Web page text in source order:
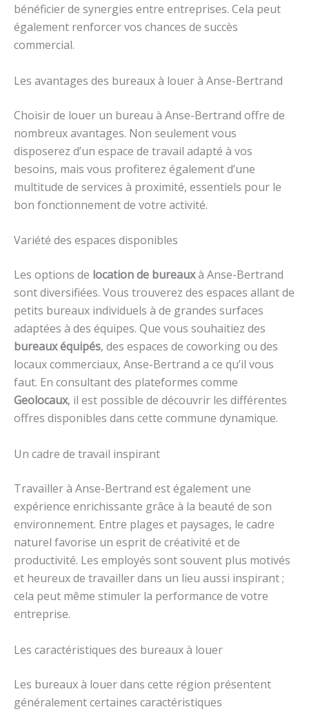
bénéficier de synergies entre entreprises. Cela peut
également renforcer vos chances de succès
commercial.
Les avantages des bureaux à louer à Anse-Bertrand
Choisir de louer un bureau à Anse-Bertrand offre de
nombreux avantages. Non seulement vous
disposerez d’un espace de travail adapté à vos
besoins, mais vous profiterez également d’une
multitude de services à proximité, essentiels pour le
bon fonctionnement de votre activité.
Variété des espaces disponibles
Les options de location de bureauxà Anse-Bertrand
sont diversifiées. Vous trouverez des espaces allant de
petits bureaux individuels à de grandes surfaces
adaptées à des équipes. Que vous souhaitiez des
bureaux équipés, des espaces de coworking ou des
locaux commerciaux, Anse-Bertrand a ce qu’il vous
faut. En consultant des plateformes comme
Geolocaux, il est possible de découvrir les différentes
offres disponibles dans cette commune dynamique.
Un cadre de travail inspirant
Travailler à Anse-Bertrand est également une
expérience enrichissante grâce à la beauté de son
environnement. Entre plages et paysages, le cadre
naturel favorise un esprit de créativité et de
productivité. Les employés sont souvent plus motivés
et heureux de travailler dans un lieu aussi inspirant ;
cela peut même stimuler la performance de votre
entreprise.
Les caractéristiques des bureaux à louer
Les bureaux à louer dans cette région présentent
généralement certaines caractéristiques